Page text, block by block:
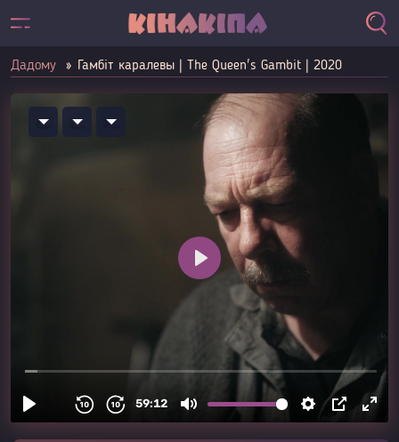
Дадому Гамбіт каралевы | The Queen's Gambit | 2020